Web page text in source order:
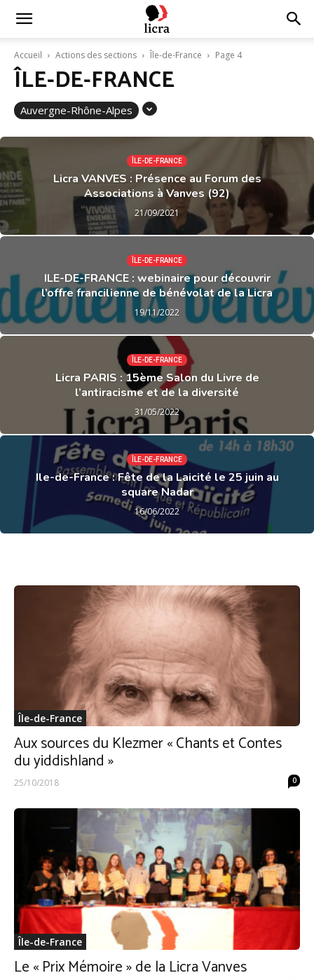
Licra
Antiraciste
depuis
Accueil Actions des sections Île-de-France Page 4
ÎLE-DE-FRANCE
Auvergne-Rhône-Alpes
ÎLE-DE-FRANCE
Licra VANVES : Présence au Forum des
Associations à Vanves (92)
21/09/2021
ÎLE-DE-FRANCE
ILE-DE-FRANCE : webinaire pour découvrir
l’offre francilienne de bénévolat de la Licra
19/11/2022
ÎLE-DE-FRANCE
Licra PARIS : 15ème Salon du Livre de
l’antiracisme et de la diversité
31/05/2022
ÎLE-DE-FRANCE
Ile-de-France : Fête de la Laicité le 25 juin au
square Nadar
16/06/2022
Île-de-France
Aux sources du Klezmer « Chants et Contes
du yiddishland »
25/10/2018 0
Île-de-France
Le « Prix Mémoire » de la Licra Vanves